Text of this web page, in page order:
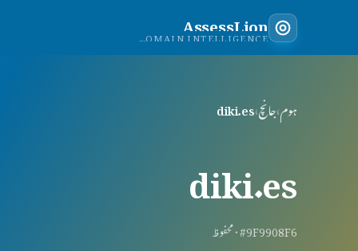
AssessLion
INDEPENDENT DOMAIN INTELLIGENCE
ہوم›جانچ›
diki.es
diki.es
#9F9908F6 · محفوظ